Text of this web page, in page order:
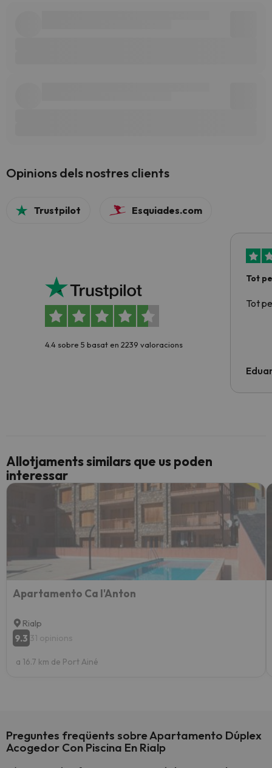
Opinions dels nostres clients
Trustpilot Esquiades.com
4.4 sobre 5 basat en 2239 valoracions
Tot
Tot
Allotjaments similars que us poden
interessar
Apartamento Ca l'Anton
Rialp
9.3 31 opinions
a 16.7 km de Port Ainé
Preguntes freqüents sobre Apartamento Dúplex
Acogedor Con Piscina En Rialp